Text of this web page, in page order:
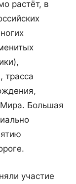
растёт, в
трасса
Мира. Большая
участие